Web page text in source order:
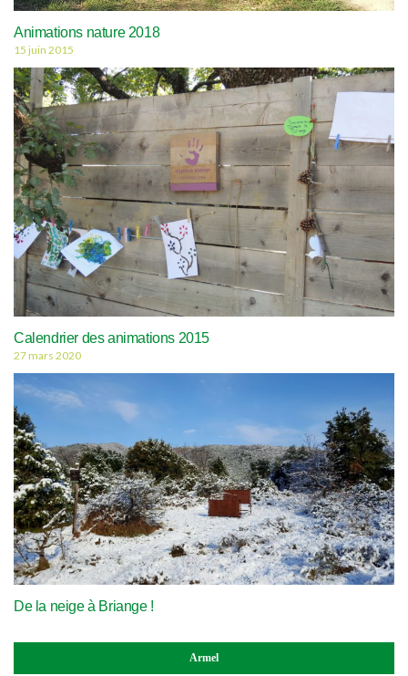
Animations nature 2018
15 juin 2015
Calendrier des animations 2015
27 mars 2020
De la neige à Briange !
Armel